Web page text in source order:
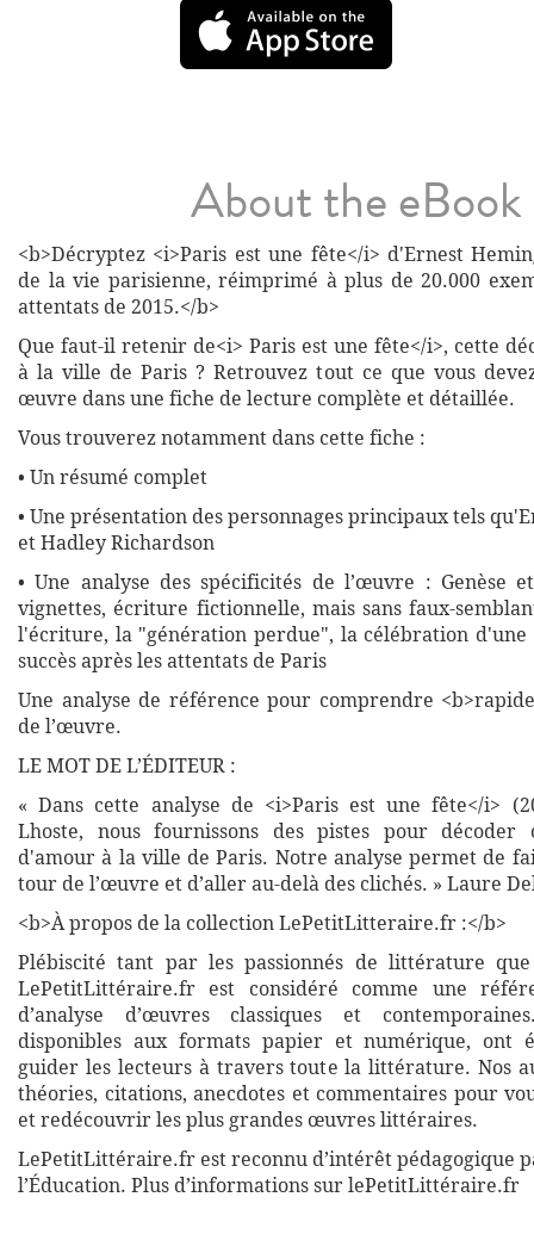
About the eBook
<b>Décryptez <i>Paris est une fête</i> d'Ernest
de la vie parisienne, réimprimé à plus de 20.000
attentats de 2015.</b>
Que faut-il retenir de<i> Paris est une fête</i>, cette
à la ville de Paris ? Retrouvez tout ce que vous
œuvre dans une fiche de lecture complète et détaillée.
Vous trouverez notamment dans cette fiche :
• Un résumé complet
• Une présentation des personnages principaux tels
et Hadley Richardson
• Une analyse des spécificités de l’œuvre : Genèse
vignettes, écriture fictionnelle, mais sans faux-
l'écriture, la "génération perdue", la célébration d'une
succès après les attentats de Paris
Une analyse de référence pour comprendre
de l’œuvre.
LE MOT DE L’ÉDITEUR :
« Dans cette analyse de <i>Paris est une fête</i>
Lhoste, nous fournissons des pistes pour décoder
d'amour à la ville de Paris. Notre analyse permet de
tour de l’œuvre et d’aller au-delà des clichés. » Laure
<b>À propos de la collection LePetitLitteraire.fr :</b>
Plébiscité tant par les passionnés de littérature
LePetitLittéraire.fr est considéré comme une
d’analyse d’œuvres classiques et
disponibles aux formats papier et numérique, ont
guider les lecteurs à travers toute la littérature. Nos
théories, citations, anecdotes et commentaires pour
et redécouvrir les plus grandes œuvres littéraires.
LePetitLittéraire.fr est reconnu d’intérêt pédagogique
l’Éducation. Plus d’informations sur lePetitLittéraire.fr